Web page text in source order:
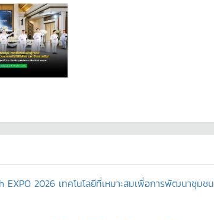
2026 เทคโนโลยีที่เหมาะสมเพื่อการพัฒนาชุมชน